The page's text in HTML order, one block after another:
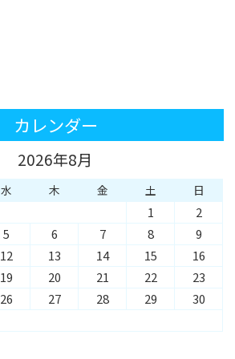
カレンダー
2026年8月
水 木 金 土 日
1
2
5 6 7 8
9
12 13 14 15
16
19 20 21 22
23
26 27 28 29
30